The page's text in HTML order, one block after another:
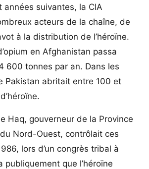
années suivantes, la CIA
acteurs de la chaîne, de
à la distribution de l’héroïne.
en Afghanistan passa
600 tonnes par an. Dans les
Pakistan abritait entre 100 et
Haq, gouverneur de la Province
Nord-Ouest, contrôlait ces
lors d’un congrès tribal à
publiquement que l’héroïne